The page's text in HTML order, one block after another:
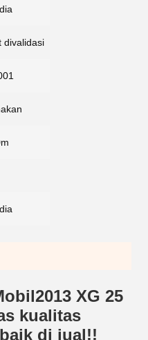
divalidasi
2013 XG 25
kualitas
di jual!!